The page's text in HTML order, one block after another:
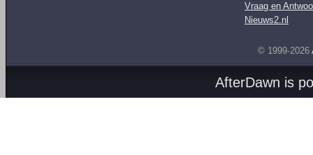
Vraag en
Nieuws2.nl
© 1999-2026
AfterDawn is